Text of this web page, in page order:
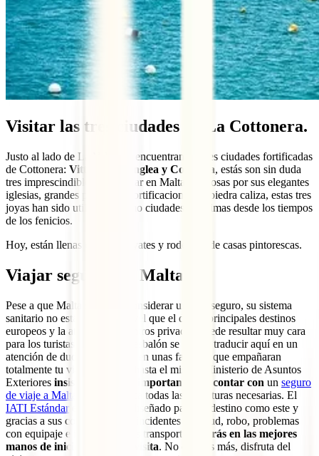
Visitar las tres ciudades de La Cottonera.
Justo al lado de La Valeta se encuentran las tres ciudades fortificadas
de Cottonera: Vittoriosa, Senglea y Cospicua, estás son sin duda
tres imprescindibles que visitar en Malta. Famosas por sus elegantes
iglesias, grandes palacios y fortificaciones de piedra caliza, estas tres
joyas han sido utilizadas como ciudades marítimas desde los tiempos
de los fenicios.
Hoy, están llenas de lujosos yates y rodeadas de casas pintorescas.
Viajar seguro por Malta
Pese a que Malta se puede considerar un país seguro, su sistema
sanitario no está al mismo nivel que el de los principales destinos
europeos y la atención en centros privados puede resultar muy cara
para los turistas. Un simple resbalón se podría traducir aquí en un
atención de dudosa calidad o en unas facturas que empañaran
totalmente tu viaje. Por ello, hasta el mismo Ministerio de Asuntos
Exteriores insiste en la gran importancia de contar con un seguro
de viaje a Malta
que te ofrezca todas las coberturas necesarias. El
IATI Estándar es un seguro diseñado para un destino como este y
gracias a sus coberturas para incidentes de salud, robo, problemas
con equipaje e incluso con tus transporte,
estarás en las mejores
manos de inicio a fin de tu visita. No esperes más, disfruta del